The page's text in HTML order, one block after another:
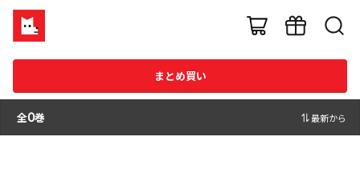
まとめ買い
全0巻 最新から